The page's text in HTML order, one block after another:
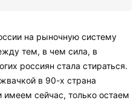
на рыночную систему
тем, в чем сила, в
россиян стала стираться.
в 90-х страна
сейчас, только остаем